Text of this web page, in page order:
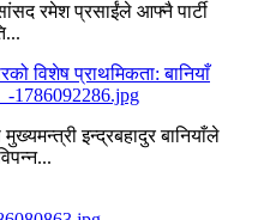
रमेश प्रसाईंले आफ्नै पार्टी
विशेष प्राथमिकता: बानियाँ
इन्द्रबहादुर बानियाँले